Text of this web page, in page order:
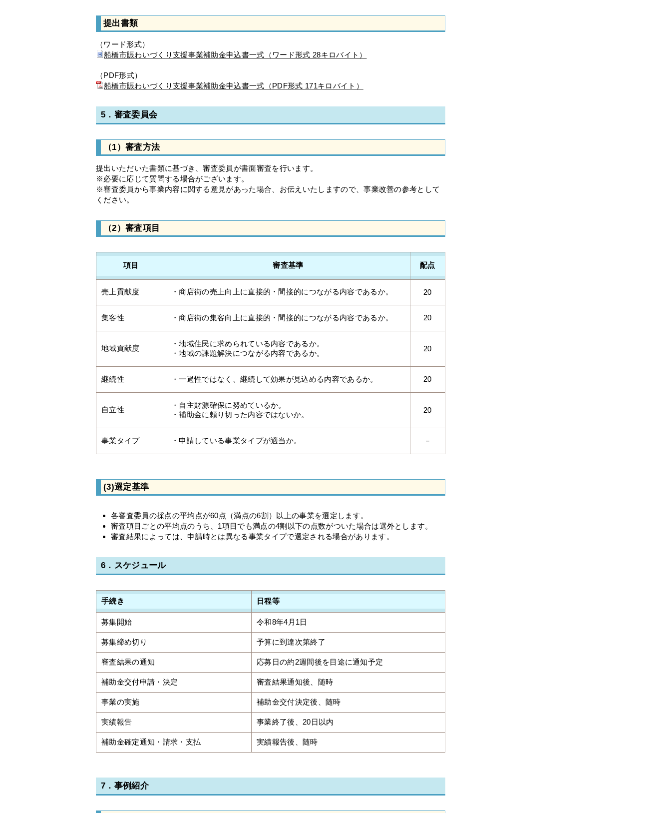
提出書類
（ワード形式）
船橋市賑わいづくり支援事業補助金申込書一式（ワード形式 28キロバイト）
（PDF形式）
船橋市賑わいづくり支援事業補助金申込書一式（PDF形式 171キロバイト）
5．審査委員会
（1）審査方法
提出いただいた書類に基づき、審査委員が書面審査を行います。
※必要に応じて質問する場合がございます。
※審査委員から事業内容に関する意見があった場合、お伝えいたしますので、事業改善の参考として
ください。
（2）審査項目
項目 審査基準 配点
売上貢献度 ・商店街の売上向上に直接的・間接的につながる内容であるか。 20
集客性 ・商店街の集客向上に直接的・間接的につながる内容であるか。 20
地域貢献度
・地域住民に求められている内容であるか。
・地域の課題解決につながる内容であるか。
20
継続性 ・一過性ではなく、継続して効果が見込める内容であるか。 20
自立性
・自主財源確保に努めているか。
・補助金に頼り切った内容ではないか。
20
事業タイプ ・申請している事業タイプが適当か。 －
(3)選定基準
各審査委員の採点の平均点が60点（満点の6割）以上の事業を選定します。
審査項目ごとの平均点のうち、1項目でも満点の4割以下の点数がついた場合は選外とします。
審査結果によっては、申請時とは異なる事業タイプで選定される場合があります。
6．スケジュール
手続き 日程等
募集開始 令和8年4月1日
募集締め切り 予算に到達次第終了
審査結果の通知 応募日の約2週間後を目途に通知予定
補助金交付申請・決定 審査結果通知後、随時
事業の実施 補助金交付決定後、随時
実績報告 事業終了後、20日以内
補助金確定通知・請求・支払 実績報告後、随時
7．事例紹介